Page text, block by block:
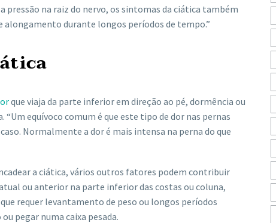
pressão na raiz do nervo, os sintomas da ciática também
alongamento durante longos períodos de tempo.”
que viaja da parte inferior em direção ao pé, dormência ou
equívoco comum é que este tipo de dor nas pernas
Normalmente a dor é mais intensa na perna do que
a ciática, vários outros fatores podem contribuir
ou anterior na parte inferior das costas ou coluna,
requer levantamento de peso ou longos períodos
pegar numa caixa pesada.